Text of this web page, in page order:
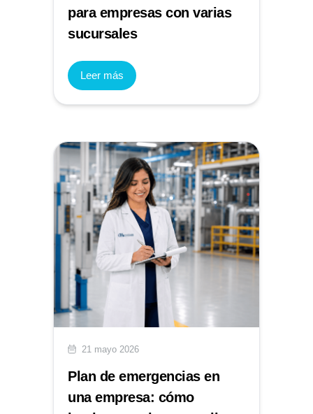
para empresas con varias
sucursales
Leer más
21 mayo 2026
Plan de emergencias en
una empresa: cómo